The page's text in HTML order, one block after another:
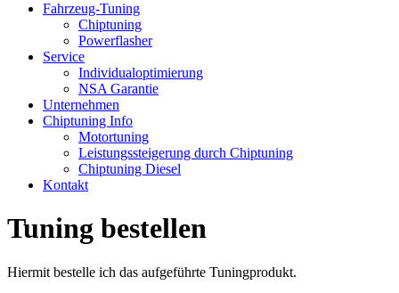
Fahrzeug-Tuning
Chiptuning
Powerflasher
Service
Individualoptimierung
NSA Garantie
Unternehmen
Chiptuning Info
Motortuning
Leistungssteigerung durch Chiptuning
Chiptuning Diesel
Kontakt
Tuning bestellen
Hiermit bestelle ich das aufgeführte Tuningprodukt.